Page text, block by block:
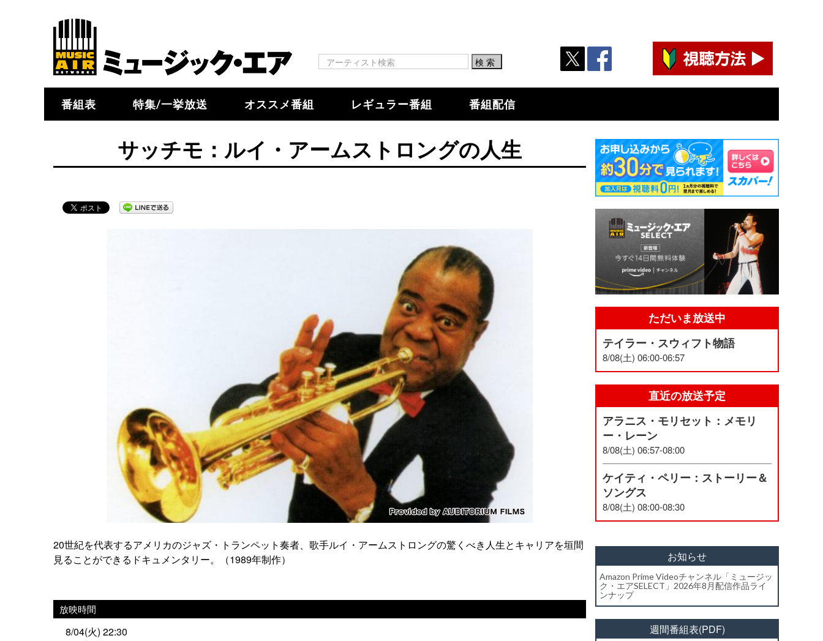
番組表 特集/一挙放送 オススメ番組 レギュラー番組 番組配信
サッチモ：ルイ・アームストロングの人生
20世紀を代表するアメリカのジャズ・トランペット奏者、歌手ルイ・アームストロングの驚くべき人生とキャリアを垣間
見ることができるドキュメンタリー。（1989年制作）
放映時間
8/04(火) 22:30
ただいま放送中
テイラー・スウィフト物語
8/08(土) 06:00-06:57
直近の放送予定
アラニス・モリセット：メモリ
ー・レーン
8/08(土) 06:57-08:00
ケイティ・ペリー：ストーリー＆
ソングス
8/08(土) 08:00-08:30
お知らせ
Amazon Prime Videoチャンネル「ミュージッ
ク・エアSELECT」2026年8月配信作品ライ
ンナップ
週間番組表(PDF)